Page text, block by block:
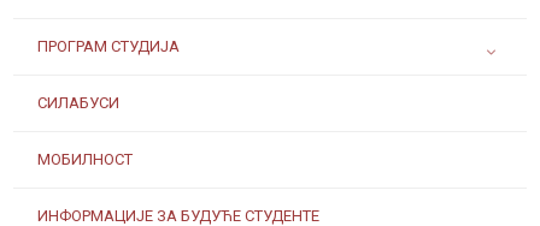
ПРОГРАМ СТУДИЈА
СИЛАБУСИ
МОБИЛНОСТ
ИНФОРМАЦИЈЕ ЗА БУДУЋЕ СТУДЕНТЕ